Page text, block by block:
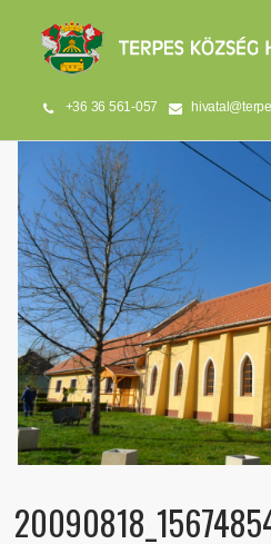
+36 36 561-057